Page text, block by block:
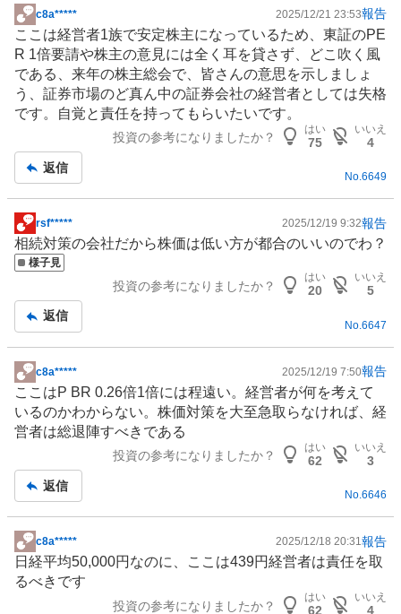
掲
示
板
記
事
c8a***** 2025/12/21 23:53報告
ここは経営者1族で安定株主になっているため、東証のPE
R 1倍要請や株主の意見には全く耳を貸さず、どこ吹く風
である、来年の株主総会で、皆さんの意思を示しましょ
う、証券市場のど真ん中の証券会社の経営者としては失格
です。自覚と責任を持ってもらいたいです。
投資の参考になりましたか？
はい
75
いいえ
4
返信
No.6649
掲
示
板
rsf***** 2025/12/19 9:32報告
相続対策の会社だから株価は低い方が都合のいいのでわ？
様子見
投資の参考になりましたか？
はい
20
いいえ
5
返信
No. 6647
掲
示
板
記
c8a***** 2025/12/19 7:50報告
ここはP BR 0.26倍1倍には程遠い。経営者が何を考えて
いるのかわからない。株価対策を大至急取らなければ、経
営者は総退陣すべきである
投資の参考になりましたか？
はい
62
いいえ
3
返信
No.6646
掲
示
板
c8a***** 2025/12/18 20:31報告
日経平均50,000円なのに、ここは439円経営者は責任を取
るべきです
投資の参考になりましたか？
はい
62
いいえ
4